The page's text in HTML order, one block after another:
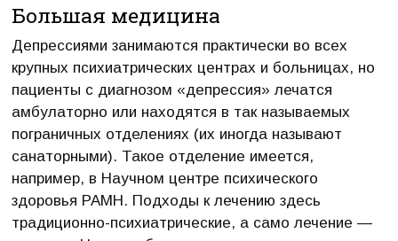
Большая медицина
Депрессиями занимаются практически во всех
крупных психиатрических центрах и больницах, но
пациенты с диагнозом «депрессия» лечатся
амбулаторно или находятся в так называемых
пограничных отделениях (их иногда называют
санаторными). Такое отделение имеется,
например, в Научном центре психического
здоровья РАМН. Подходы к лечению здесь
традиционно-психиатрические, а само лечение —